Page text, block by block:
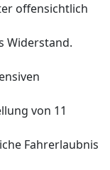
offensichtlich
Widerstand.
von 11
Fahrerlaubnis